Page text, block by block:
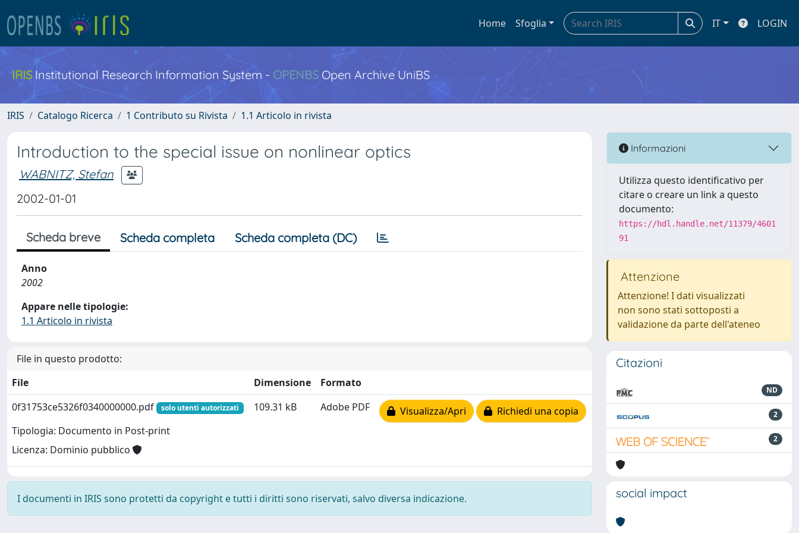
Home Sfoglia IT LOGIN
IRIS Institutional Research Information System - OPENBS Open Archive UniBS
IRIS Catalogo Ricerca 1 Contributo su Rivista 1.1 Articolo in rivista
Introduction to the special issue on nonlinear optics
WABNITZ, Stefan
2002-01-01
Scheda breve Scheda completa Scheda completa (DC)
Anno
2002
Appare nelle tipologie:
1.1 Articolo in rivista
File in questo prodotto:
File
Dimensione
Formato
0f31753ce5326f0340000000.pdf
solo utenti autorizzati
Tipologia: Documento in Post-print
Licenza: Dominio pubblico
109.31 kB Adobe PDF Visualizza/Apri Richiedi una copia
I documenti in IRIS sono protetti da copyright e tutti i diritti sono riservati, salvo diversa indicazione.
Informazioni
Utilizza questo identificativo per
citare o creare un link a questo
documento:
https://hdl.handle.net/11379/4601
91
Attenzione
Attenzione! I dati visualizzati
non sono stati sottoposti a
validazione da parte dell'ateneo
Citazioni
ND
2
2
social impact